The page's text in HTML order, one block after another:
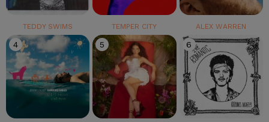
TEDDY SWIMS TEMPER CITY ALEX WARREN
4 5 6